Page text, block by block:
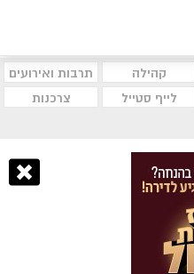
קהילה
תרבות ואירועים
לייף סטייל
צרכנות